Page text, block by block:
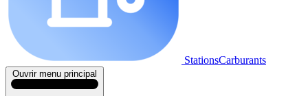
StationsCarburants
Ouvrir menu principal